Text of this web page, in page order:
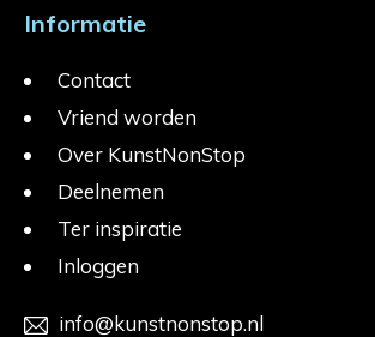
Informatie
Contact
Vriend worden
Over KunstNonStop
Deelnemen
Ter inspiratie
Inloggen
info@kunstnonstop.nl